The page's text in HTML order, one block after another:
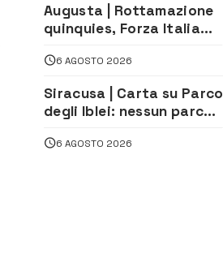
Augusta | Rottamazione
quinquies, Forza Italia
«La proposta è nostra»
6 AGOSTO 2026
Siracusa | Carta su Parco
degli Iblei: nessun parco
comunità e il territorio
6 AGOSTO 2026